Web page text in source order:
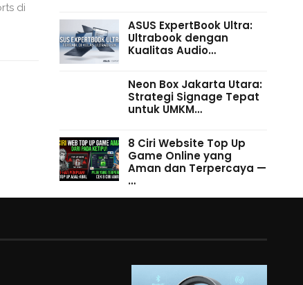
di
ASUS ExpertBook Ultra:
Ultrabook dengan
Kualitas Audio…
Neon Box Jakarta Utara:
Strategi Signage Tepat
untuk UMKM…
8 Ciri Website Top Up
Game Online yang
Aman dan Terpercaya —
…